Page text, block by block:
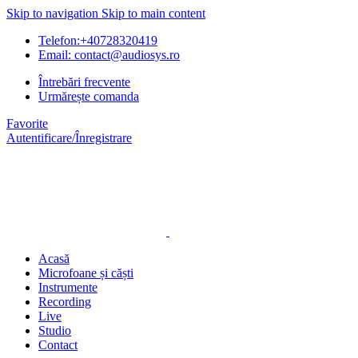
Skip to navigation Skip to main content
Telefon:+40728320419
Email: contact@audiosys.ro
Întrebări frecvente
Urmărește comanda
Favorite
Autentificare/Înregistrare
Acasă
Microfoane și căști
Instrumente
Recording
Live
Studio
Contact